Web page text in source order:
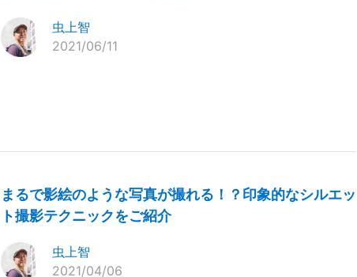
虫上智
2021/06/11
まるで影絵のような写真が撮れる！？印象的なシルエッ
ト撮影テクニックをご紹介
虫上智
2021/04/06